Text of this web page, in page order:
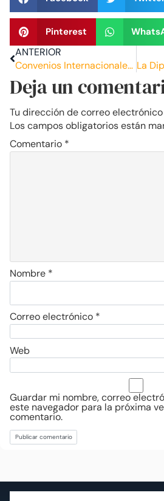
Pinterest
ANTERIOR
Convenios Internacionales De Seguridad Social Reconocimiento De Servicios En El Exterior
Deja un
Tu dirección de correo
Los campos obligatorios están
Comentario *
Nombre *
Correo electrónico *
Web
Guardar mi nombre, correo
este navegador para la próxima
comentario.